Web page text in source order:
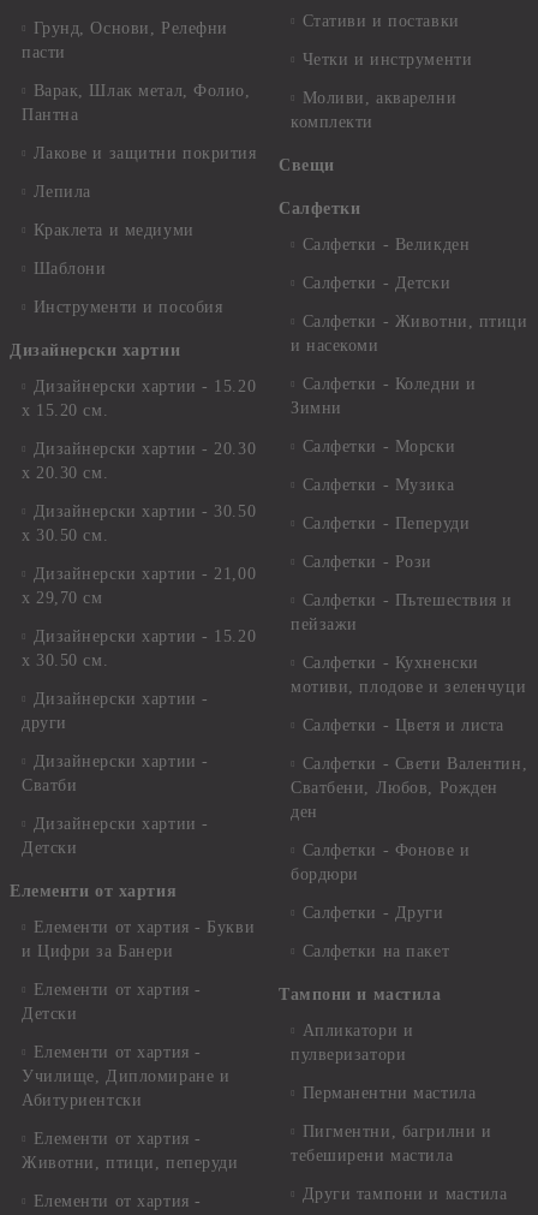
Грунд, Основи, Релефни
пасти
Варак, Шлак метал, Фолио,
Пантна
Лакове и защитни покрития
Лепила
Краклета и медиуми
Шаблони
Инструменти и пособия
Дизайнерски хартии
Дизайнерски хартии - 15.20
х 15.20 см.
Дизайнерски хартии - 20.30
х 20.30 см.
Дизайнерски хартии - 30.50
х 30.50 см.
Дизайнерски хартии - 21,00
х 29,70 см
Дизайнерски хартии - 15.20
x 30.50 см.
Дизайнерски хартии -
други
Дизайнерски хартии -
Сватби
Дизайнерски хартии -
Детски
Елементи от хартия
Елементи от хартия - Букви
и Цифри за Банери
Елементи от хартия -
Детски
Елементи от хартия -
Училище, Дипломиране и
Абитуриентски
Елементи от хартия -
Животни, птици, пеперуди
Елементи от хартия -
Стативи и поставки
Четки и инструменти
Моливи, акварелни
комплекти
Свещи
Салфетки
Салфетки - Великден
Салфетки - Детски
Салфетки - Животни, птици
и насекоми
Салфетки - Коледни и
Зимни
Салфетки - Морски
Салфетки - Музика
Салфетки - Пеперуди
Салфетки - Рози
Салфетки - Пътешествия и
пейзажи
Салфетки - Кухненски
мотиви, плодове и зеленчуци
Салфетки - Цветя и листа
Салфетки - Свети Валентин,
Сватбени, Любов, Рожден
ден
Салфетки - Фонове и
бордюри
Салфетки - Други
Салфетки на пакет
Тампони и мастила
Апликатори и
пулверизатори
Перманентни мастила
Пигментни, багрилни и
тебеширени мастила
Други тампони и мастила